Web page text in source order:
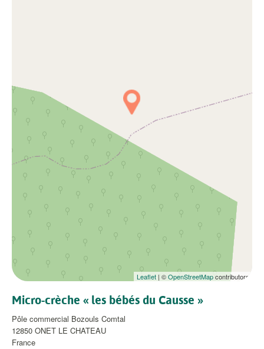
Leaflet | ©OpenStreetMapcontributors
Micro-crèche « les bébés du Causse »
Pôle commercial Bozouls Comtal
12850 ONET LE CHATEAU
France